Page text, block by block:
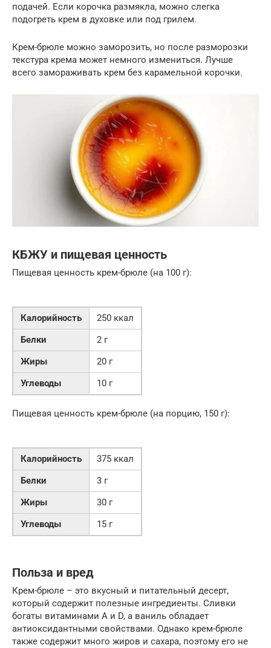
подачей. Если корочка размякла, можно слегка
подогреть крем в духовке или под грилем.
Крем-брюле можно заморозить, но после разморозки
текстура крема может немного измениться. Лучше
всего замораживать крем без карамельной корочки.
КБЖУ и пищевая ценность
Пищевая ценность крем-брюле (на 100 г):
Калорийность
250 ккал
Белки
2 г
Жиры
20 г
Углеводы
10 г
Пищевая ценность крем-брюле (на порцию, 150 г):
Калорийность
375 ккал
Белки
3 г
Жиры
30 г
Углеводы
15 г
Польза и вред
Крем-брюле – это вкусный и питательный десерт,
который содержит полезные ингредиенты. Сливки
богаты витаминами A и D, а ваниль обладает
антиоксидантными свойствами. Однако крем-брюле
также содержит много жиров и сахара, поэтому его не